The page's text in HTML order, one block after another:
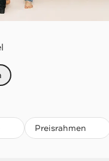
Preisrahmen